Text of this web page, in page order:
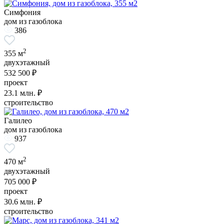
Симфония
дом из газоблока
386
355 м2
двухэтажный
532 500 ₽
проект
23.1 млн. ₽
строительство
Галилео
дом из газоблока
937
470 м2
двухэтажный
705 000 ₽
проект
30.6 млн. ₽
строительство